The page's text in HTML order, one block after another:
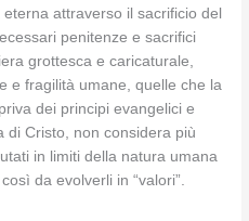
attraverso il sacrificio del
penitenze e sacrifici
grottesca e caricaturale,
e fragilità umane, quelle che la
dei principi evangelici e
di Cristo, non considera più
in limiti della natura umana
da evolverli in “valori”.